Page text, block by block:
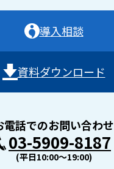
導入相談
資料ダウンロード
電話でのお問い合わせ
03-5909-8187
(平日10:00〜19:00)